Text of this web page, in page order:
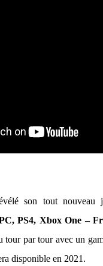
son tout nouveau
PS4, Xbox One –
tour par tour avec un
disponible en 2021.